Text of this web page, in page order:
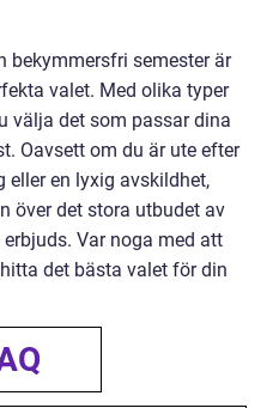
bekymmersfri semester är
valet. Med olika typer
välja det som passar dina
Oavsett om du är ute efter
en lyxig avskildhet,
över det stora utbudet av
Var noga med att
det bästa valet för din